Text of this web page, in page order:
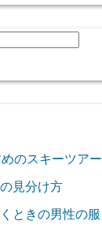
のスキーツアー
見分け方
ときの男性の服